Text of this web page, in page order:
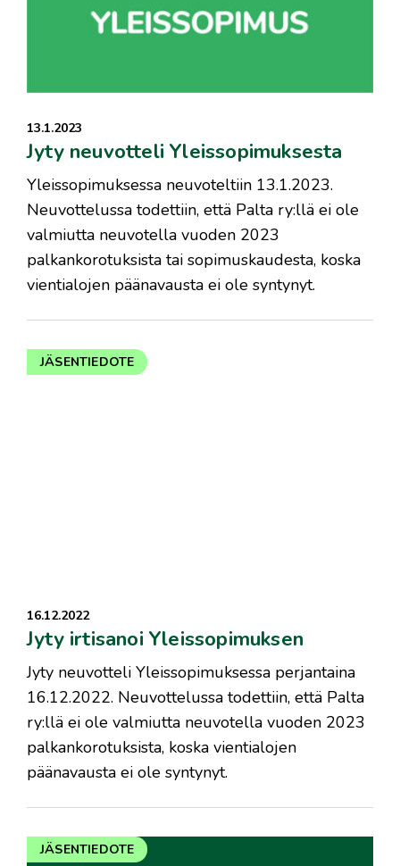
13.1.2023
Jyty neuvotteli Yleissopimuksesta
Yleissopimuksessa neuvoteltiin 13.1.2023.
Neuvottelussa todettiin, että Palta ry:llä ei ole
valmiutta neuvotella vuoden 2023
palkankorotuksista tai sopimuskaudesta, koska
vientialojen päänavausta ei ole syntynyt.
JÄSENTIEDOTE
16.12.2022
Jyty irtisanoi Yleissopimuksen
Jyty neuvotteli Yleissopimuksessa perjantaina
16.12.2022. Neuvottelussa todettiin, että Palta
ry:llä ei ole valmiutta neuvotella vuoden 2023
palkankorotuksista, koska vientialojen
päänavausta ei ole syntynyt.
JÄSENTIEDOTE